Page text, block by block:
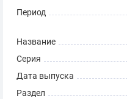
Период
Название
Серия
Дата выпуска
Раздел